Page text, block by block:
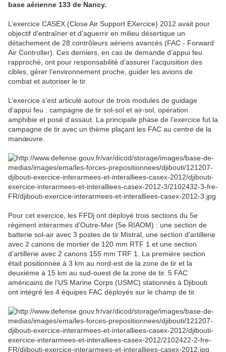
base aérienne 133 de Nancy.
L’exercice CASEX (Close Air Support EXercice) 2012 avait pour
objectif d’entraîner et d’aguerrir en milieu désertique un
détachement de 28 contrôleurs aériens avancés (FAC - Forward
Air Controller). Ces derniers, en cas de demande d’appui feu
rapproché, ont pour responsabilité d’assurer l’acquisition des
cibles, gérer l’environnement proche, guider les avions de
combat et autoriser le tir.
L’exercice s’est articulé autour de trois modules de guidage
d’appui feu : campagne de tir sol-sol et air-sol, opération
amphibie et posé d’assaut. La principale phase de l’exercice fut la
campagne de tir avec un thème plaçant les FAC au centre de la
manœuvre.
Pour cet exercice, les FFDj ont déployé trois sections du 5e
régiment interarmes d’Outre-Mer (5e RIAOM) : une section de
batterie sol-air avec 3 postes de tir Mistral, une section d’artillerie
avec 2 canons de mortier de 120 mm RTF 1 et une section
d’artillerie avec 2 canons 155 mm TRF 1. La première section
était positionnée à 3 km au nord-est de la zone de tir et la
deuxième à 15 km au sud-ouest de la zone de tir. 5 FAC
américains de l’US Marine Corps (USMC) stationnés à Djibouti
ont intégré les 4 équipes FAC déployés sur le champ de tir.